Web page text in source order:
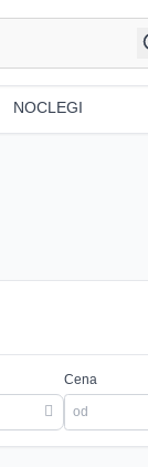
NOCLEGI
Cena